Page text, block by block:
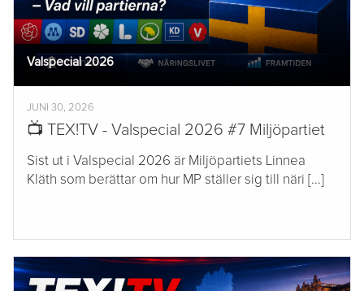
Valspecial 2026
JUNI 30, 2026
📺 TEX!TV - Valspecial 2026 #7 Miljöpartiet
Sist ut i Valspecial 2026 är Miljöpartiets Linnea
Kläth som berättar om hur MP ställer sig till näri [...]